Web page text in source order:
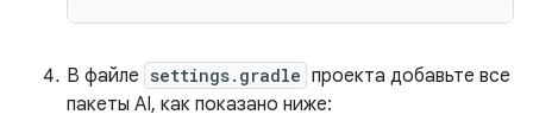
В файле settings.gradle проекта добавьте все
пакеты AI, как показано ниже: